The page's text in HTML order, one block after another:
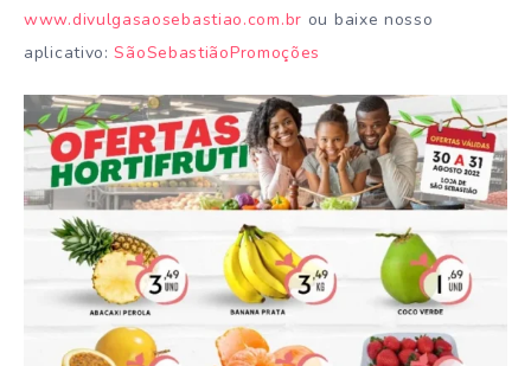
www.divulgasaosebastiao.com.br ou baixe nosso
aplicativo:SãoSebastiãoPromoções